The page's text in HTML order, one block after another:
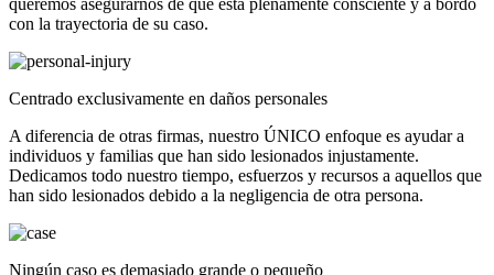
queremos asegurarnos de que está plenamente consciente y a bordo
con la trayectoria de su caso.
Centrado exclusivamente en daños personales
A diferencia de otras firmas, nuestro ÚNICO enfoque es ayudar a
individuos y familias que han sido lesionados injustamente.
Dedicamos todo nuestro tiempo, esfuerzos y recursos a aquellos que
han sido lesionados debido a la negligencia de otra persona.
Ningún caso es demasiado grande o pequeño